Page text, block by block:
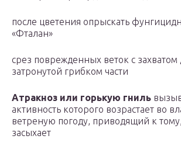
после цветения опрыскать
«Фталан»
срез поврежденных веток с захватом
затронутой грибком части
Атракноз или горькую гниль
активность которого возрастает во
ветреную погоду, приводящий к
засыхает